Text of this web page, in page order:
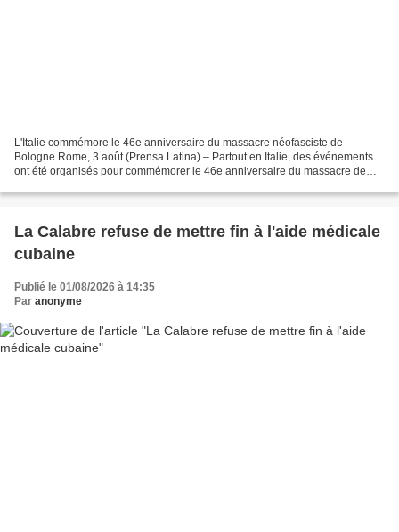
L'Italie commémore le 46e anniversaire du massacre néofasciste de
Bologne Rome, 3 août (Prensa Latina) – Partout en Italie, des événements
ont été organisés pour commémorer le 46e anniversaire du massacre de
La Calabre refuse de mettre fin à l'aide médicale
cubaine
Publié le 01/08/2026 à 14:35
Par anonyme